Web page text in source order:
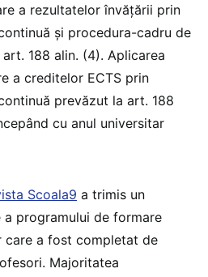
a rezultatelor învățării prin
și procedura-cadru de
188 alin. (4). Aplicarea
a creditelor ECTS prin
prevăzut la art. 188
cu anul universitar
Scoala9 a trimis un
programului de formare
care a fost completat de
Majoritatea